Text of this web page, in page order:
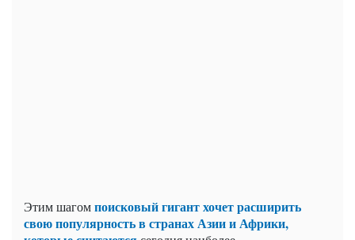
Этим шагомпоисковый гигант хочет расширить
свою популярность в странах Азии и Африки,